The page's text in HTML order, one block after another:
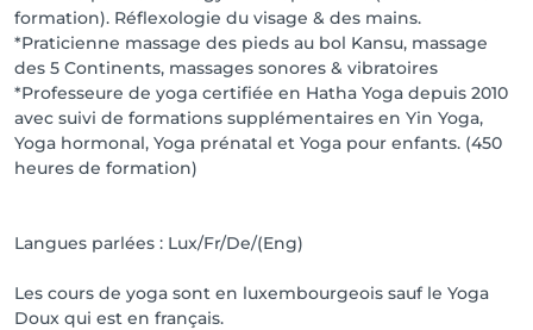
formation). Réflexologie du visage & des mains.
*Praticienne massage des pieds au bol Kansu, massage
des 5 Continents, massages sonores & vibratoires
*Professeure de yoga certifiée en Hatha Yoga depuis 2010
avec suivi de formations supplémentaires en Yin Yoga,
Yoga hormonal, Yoga prénatal et Yoga pour enfants. (450
heures de formation)
Langues parlées : Lux/Fr/De/(Eng)
Les cours de yoga sont en luxembourgeois sauf le Yoga
Doux qui est en français.